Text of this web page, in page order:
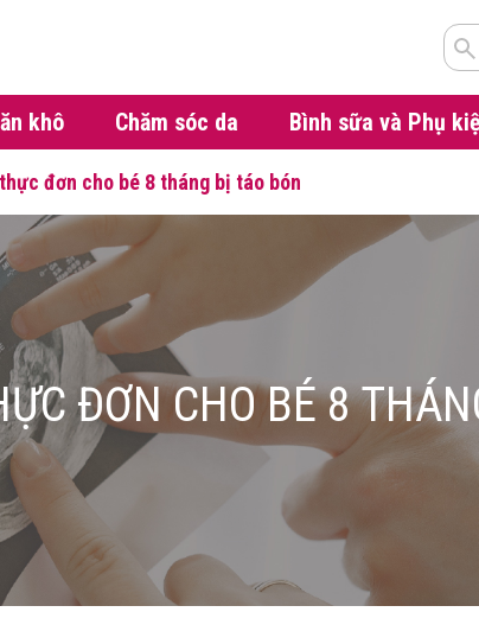
khô Chăm sóc da Bình sữa và Phụ
đơn cho bé 8 tháng bị táo bón
ĐƠN CHO BÉ 8